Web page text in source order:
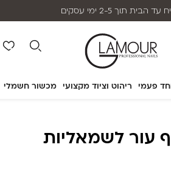
וחד פעמי ריהוט וציוד מקצועי מכשור חשמלי
הבית תוך 2-5 ימי עסקים
עור לשמאליות